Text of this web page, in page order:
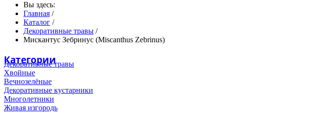
Вы здесь:
Главная /
Каталог /
Декоративные травы /
Мискантус Зебринус (Miscanthus Zebrinus)
Категории
Декоративные травы
Хвойные
Вечнозелёные
Декоративные кустарники
Многолетники
Живая изгородь